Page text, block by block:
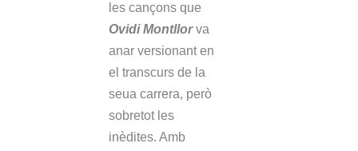
les cançons que
Ovidi Montllorva
anar versionant en
el transcurs de la
seua carrera, però
sobretot les
inèdites. Amb